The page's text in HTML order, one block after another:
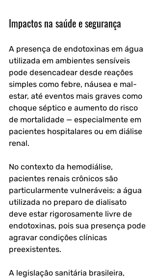
Impactos na saúde e segurança
A presença de endotoxinas em água
utilizada em ambientes sensíveis
pode desencadear desde reações
simples como febre, náusea e mal-
estar, até eventos mais graves como
choque séptico e aumento do risco
de mortalidade — especialmente em
pacientes hospitalares ou em diálise
renal.
No contexto da hemodiálise,
pacientes renais crônicos são
particularmente vulneráveis: a água
utilizada no preparo de dialisato
deve estar rigorosamente livre de
endotoxinas, pois sua presença pode
agravar condições clínicas
preexistentes.
A legislação sanitária brasileira,